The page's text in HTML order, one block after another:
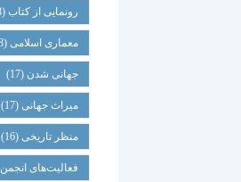
رونمایی از کتاب(18)
معماری اسلامی(18)
جهانی شدن (17)
میراث جهانی(17)
منظر تاریخی(16)
فعالیت‌های انجمن